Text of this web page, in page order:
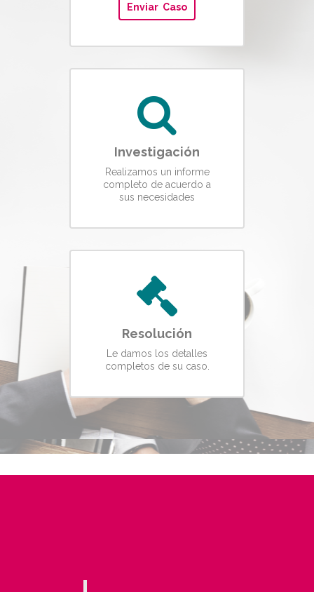
Enviar Caso
Investigación
Realizamos un informe
completo de acuerdo a
sus necesidades
Resolución
Le damos los detalles
completos de su caso.